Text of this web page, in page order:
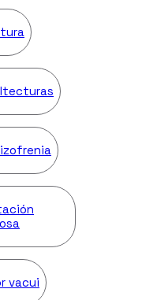
vacui